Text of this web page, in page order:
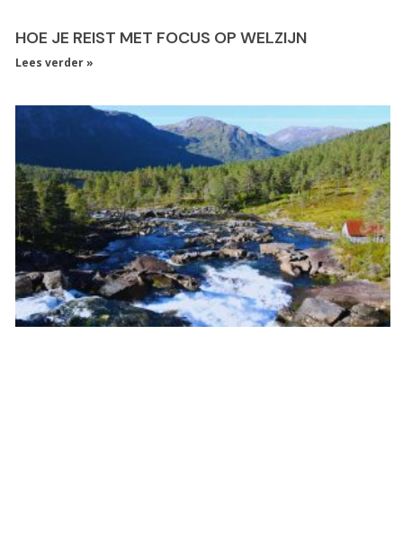
HOE JE REIST MET FOCUS OP WELZIJN
Lees verder »